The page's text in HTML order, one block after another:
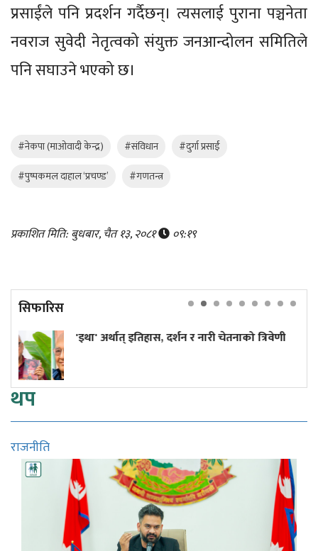
प्रसाईंले पनि प्रदर्शन गर्दैछन्। त्यसलाई पुराना पञ्चनेता
नवराज सुवेदी नेतृत्वको संयुक्त जनआन्दोलन समितिले
पनि सघाउने भएको छ।
#नेकपा (माओवादी केन्द्र) #संविधान
#दुर्गा प्रसाईं
#पुष्पकमल दाहाल ‘प्रचण्ड’
#गणतन्त्र
प्रकाशित मिति: बुधबार, चैत १३, २०८१ ०९:१९
सिफारिस
अर्थात् इतिहास, दर्शन र नारी चेतनाको त्रिवेणी
थप
राजनीति